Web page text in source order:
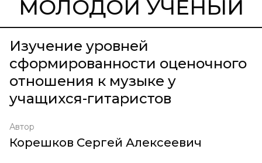
МОЛОДОЙ УЧЁНЫЙ
Изучение уровней
сформированности оценочного
отношения к музыке у
учащихся-гитаристов
Автор
Корешков Сергей Алексеевич